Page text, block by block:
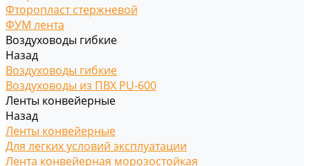
Фторопласт стержневой
ФУМ лента
Воздуховоды гибкие
Назад
Воздуховоды гибкие
Воздуховоды из ПВХ PU-600
Ленты конвейерные
Назад
Ленты конвейерные
Для легких условий эксплуатации
Лента конвейерная морозостойкая